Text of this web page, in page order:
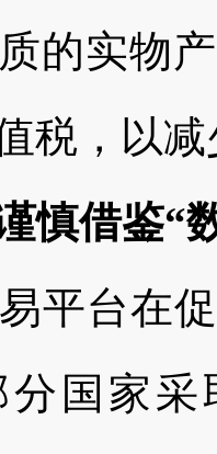
的实物
税，以
借鉴“数
台在促
国家